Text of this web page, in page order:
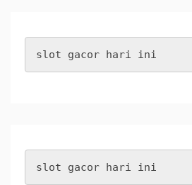
slot gacor hari ini
slot gacor hari ini